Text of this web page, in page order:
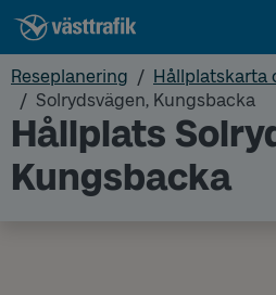
Reseplanering
Hållplatskarta
Solrydsvägen, Kungsbacka
Hållplats
Kungsbacka